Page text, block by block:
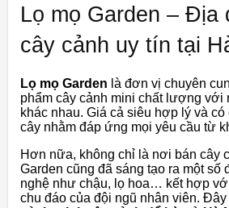
Lọ mọ Garden – Địa
cây cảnh uy tín tại
Lọ mọ Garden là đơn vị chuyên
phẩm cây cảnh mini chất lượng với
khác nhau. Giá cả siêu hợp lý và có
cây nhằm đáp ứng mọi yêu cầu từ
Hơn nữa, không chỉ là nơi bán cây
Garden cũng đã sáng tạo ra một số
nghệ như chậu, lọ hoa… kết hợp
chu đáo của đội ngũ nhân viên. Đây